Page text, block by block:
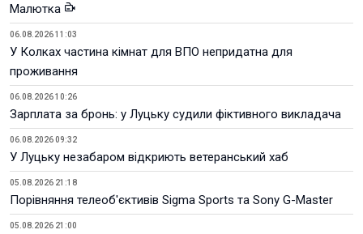
Малютка
06.08.2026 11:03
У Колках частина кімнат для ВПО непридатна для
проживання
06.08.2026 10:26
Зарплата за бронь: у Луцьку судили фіктивного викладача
06.08.2026 09:32
У Луцьку незабаром відкриють ветеранський хаб
05.08.2026 21:18
Порівняння телеоб'єктивів Sigma Sports та Sony G-Master
05.08.2026 21:00